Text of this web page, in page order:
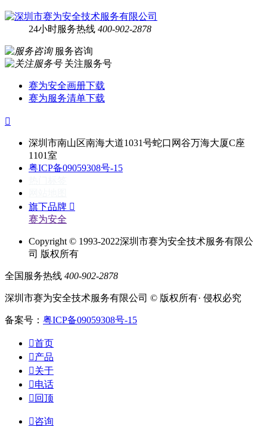
24小时服务热线 400-902-2878
服务咨询
关注服务号
赛为安全画册下载
赛为服务清单下载

深圳市南山区南海大道1031号蛇口网谷万海大厦C座
1101室
粤ICP备09059308号-15
旗下品牌 
赛为安全
Copyright © 1993-2022深圳市赛为安全技术服务有限公
司 版权所有
全国服务热线 400-902-2878
深圳市赛为安全技术服务有限公司 © 版权所有· 侵权必究
备案号： 粤ICP备09059308号-15
首页
产品
关于
电话
 回顶
咨询